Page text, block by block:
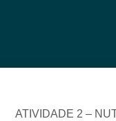
ATIVIDADE 2 –